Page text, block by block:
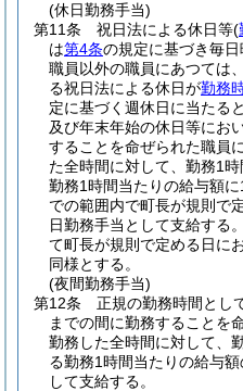
(休日勤務手当)
第11条
祝日法による休日等(
は第4条の規定に基づき毎
職員以外の職員にあつては、
る祝日法による休日が勤務
定に基づく週休日に当たる
及び年末年始の休日等にお
することを命ぜられた職員
た全時間に対して、勤務1時
勤務1時間当たりの給与額
での範囲内で町長が規則で
日勤務手当として支給する。
て町長が規則で定める日に
同様とする。
(夜間勤務手当)
第12条
正規の勤務時間とし
までの間に勤務することを
勤務した全時間に対して、
る勤務1時間当たりの給与
して支給する。